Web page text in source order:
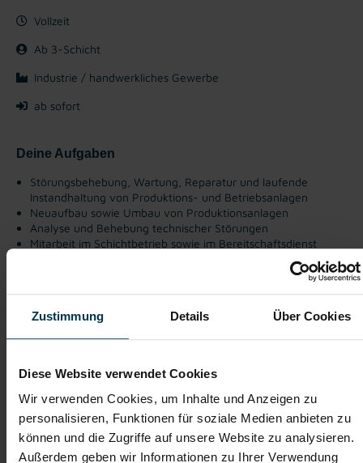
Zustimmung Details Über Cookies
Diese Website verwendet Cookies
Wir verwenden Cookies, um Inhalte und Anzeigen zu
personalisieren, Funktionen für soziale Medien anbieten zu
können und die Zugriffe auf unsere Website zu analysieren.
Außerdem geben wir Informationen zu Ihrer Verwendung
Vollzeit
Ab 3-Schicht
Industrie / handwerkliches Gewerbe
ab sofort
Deine Aufgaben
Störungsbehebung, Wartung, Reparatur und laufende
Instandhaltung von Produktions- und Betriebsanlagen
Neuaufbau sowie Umbau von Produktionsanlagen
Analyse und Behebung technischer Störungen
Mitarbeit im Schichtbetrieb sowie im Bereitschaftsdienst
Wir sind für dich
Prozesses